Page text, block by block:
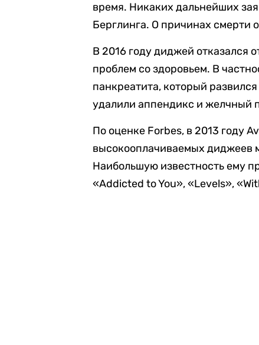
время. Никаких дальнейших
Берглинга. О причинах смерти
В 2016 году диджей отказался
проблем со здоровьем. В
панкреатита, который
удалили аппендикс и желчный
По оценке Forbes, в 2013 году
высокооплачиваемых диджеев
Наибольшую известность ему
«Addicted to You», «Levels»,